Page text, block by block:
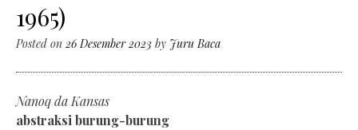
1965)
Posted on 26 Desember 2023 by Juru Baca
Nanoq da Kansas
abstraksi burung-burung